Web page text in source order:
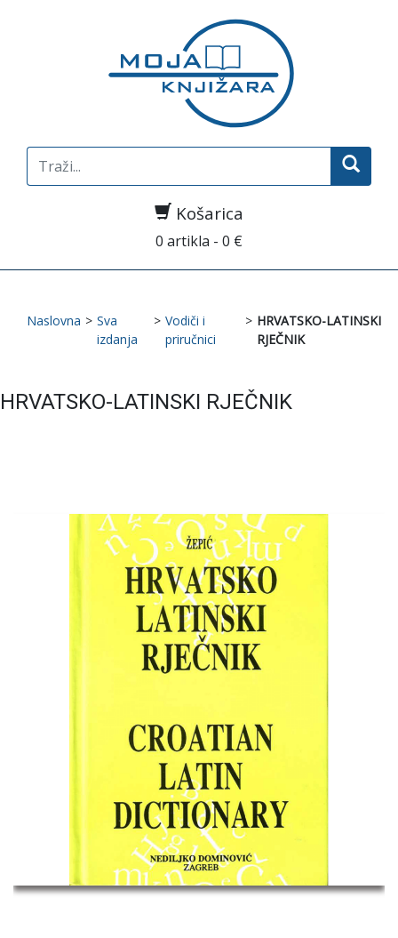
Search
for:
Košarica
0 artikla - 0 €
Naslovna > Sva
izdanja
> Vodiči i
priručnici
> HRVATSKO-LATINSKI
RJEČNIK
HRVATSKO-LATINSKI RJEČNIK